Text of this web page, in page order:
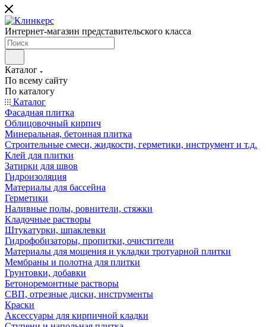
Интернет-магазин представительского класса
Каталог
По всему сайту
По каталогу
Каталог
Фасадная плитка
Облицовочный кирпич
Минеральная, бетонная плитка
Строительные смеси, жидкости, герметики, инструмент и т.д.
Клей для плитки
Затирки для швов
Гидроизоляция
Материалы для бассейна
Герметики
Наливные полы, ровнители, стяжки
Кладочные растворы
Штукатурки, шпаклевки
Гидрофобизаторы, пропитки, очистители
Материалы для мощения и укладки тротуарной плитки
Мембраны и полотна для плитки
Грунтовки, добавки
Бетоноремонтные растворы
СВП, отрезные диски, инструменты
Краски
Аксессуары для кирпичной кладки